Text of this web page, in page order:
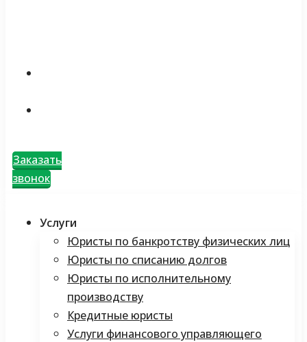
Заказать
звонок
Услуги
Юристы по банкротству физических лиц
Юристы по списанию долгов
Юристы по исполнительному
производству
Кредитные юристы
Услуги финансового управляющего